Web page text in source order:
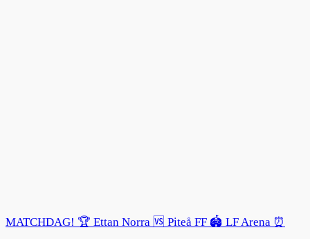
MATCHDAG! 🏆 Ettan Norra 🆚 Piteå FF 🏟️ LF Arena ⏰